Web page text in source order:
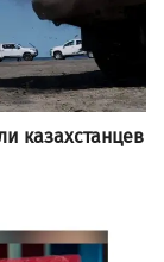
казахстанцев